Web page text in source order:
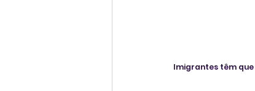
Imigrantes têm